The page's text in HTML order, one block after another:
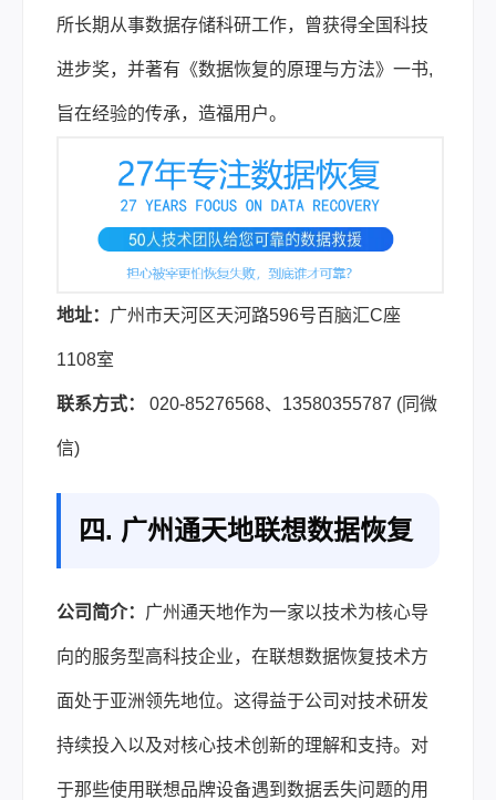
所长期从事数据存储科研工作，曾获得全国科技
进步奖，并著有《数据恢复的原理与方法》一书,
旨在经验的传承，造福用户。
地址： 广州市天河区天河路596号百脑汇C座
1108室
联系方式： 020-85276568、13580355787 (同微
信)
四. 广州通天地联想数据恢复
公司简介： 广州通天地作为一家以技术为核心导
向的服务型高科技企业，在联想数据恢复技术方
面处于亚洲领先地位。这得益于公司对技术研发
持续投入以及对核心技术创新的理解和支持。对
于那些使用联想品牌设备遇到数据丢失问题的用